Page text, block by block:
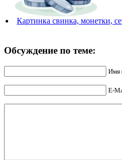
Картинка свинка, монетки,
Обсуждение по теме:
Имя
E-